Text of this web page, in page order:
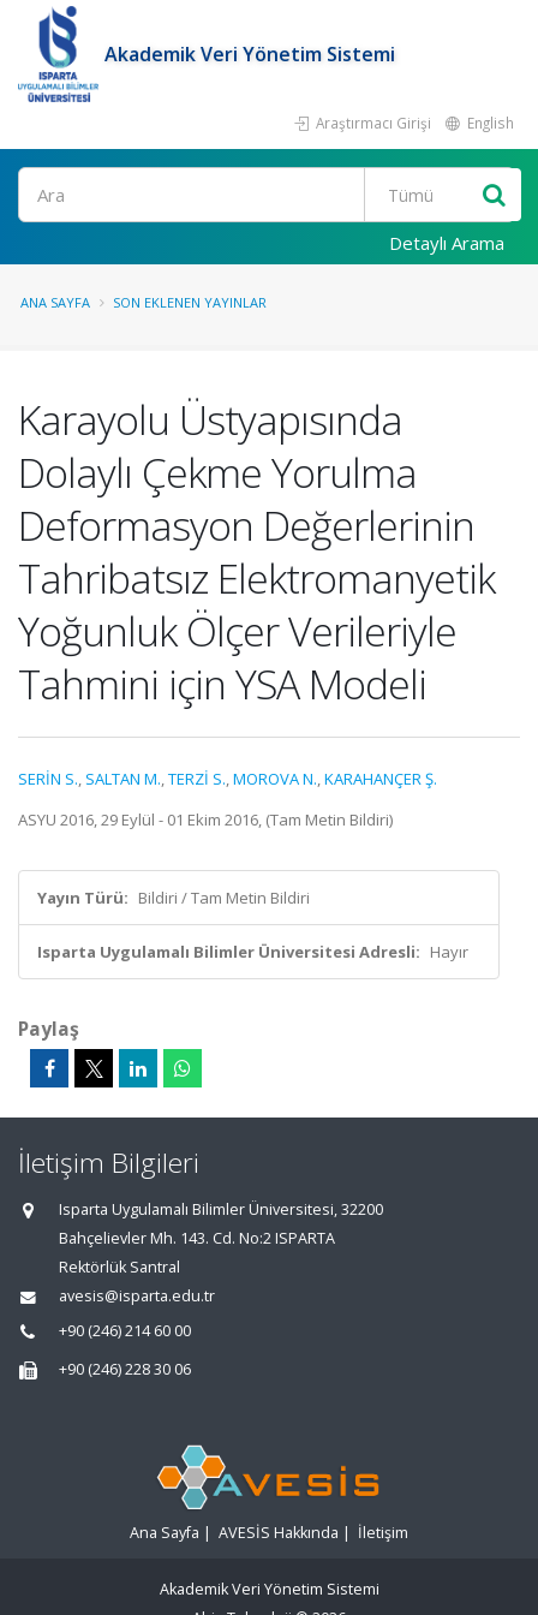
Akademik Veri Yönetim Sistemi
Araştırmacı Girişi English
Ara
Detaylı Arama
ANA SAYFA SON EKLENEN YAYINLAR
Karayolu Üstyapısında
Dolaylı Çekme Yorulma
Deformasyon Değerlerinin
Tahribatsız Elektromanyetik
Yoğunluk Ölçer Verileriyle
Tahmini için YSA Modeli
SERİN S., SALTAN M.,TERZİ S.,MOROVA N.,KARAHANÇER Ş.
ASYU 2016, 29 Eylül - 01 Ekim 2016, (Tam Metin Bildiri)
Yayın Türü: Bildiri / Tam Metin Bildiri
Isparta Uygulamalı Bilimler Üniversitesi Adresli: Hayır
Paylaş
İletişim Bilgileri
Isparta Uygulamalı Bilimler Üniversitesi, 32200
Bahçelievler Mh. 143. Cd. No:2 ISPARTA
Rektörlük Santral
avesis@isparta.edu.tr
+90 (246) 214 60 00
+90 (246) 228 30 06
Ana Sayfa | AVESİS Hakkında | İletişim
Akademik Veri Yönetim Sistemi